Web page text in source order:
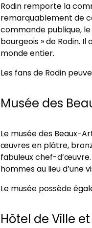
Rodin remporte la
remarquablement de
commande publique,
bourgeois » de Rodin.
monde entier.
Les fans de Rodin
Musée des
Le musée des Beaux-
œuvres en plâtre,
fabuleux chef-
hommes au lieu d’une
Le musée possède
Hôtel de Ville